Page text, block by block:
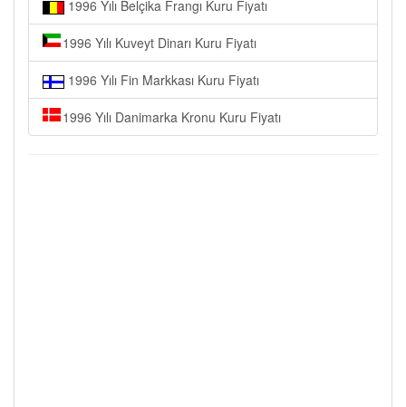
1996 Yılı Belçika Frangı Kuru Fiyatı
1996 Yılı Kuveyt Dinarı Kuru Fiyatı
1996 Yılı Fin Markkası Kuru Fiyatı
1996 Yılı Danimarka Kronu Kuru Fiyatı